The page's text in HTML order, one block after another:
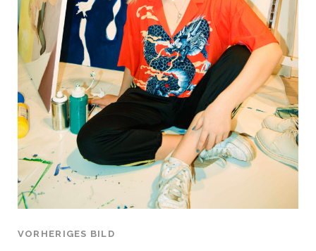
VORHERIGES BILD